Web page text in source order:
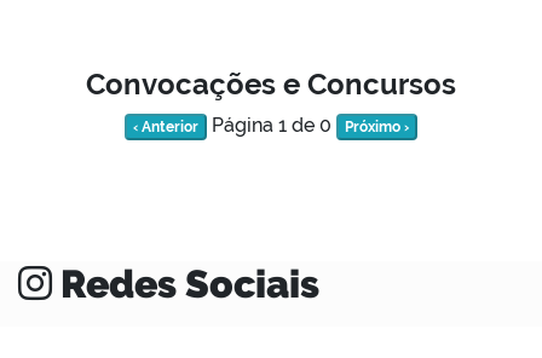
Convocações e Concursos
‹ Anterior Página 1 de 0 Próximo ›
Redes Sociais